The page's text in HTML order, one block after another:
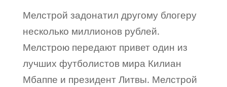
Мелстрой задонатил другому блогеру
несколько миллионов рублей.
Мелстрою передают привет один из
лучших футболистов мира Килиан
Мбаппе и президент Литвы. Мелстрой